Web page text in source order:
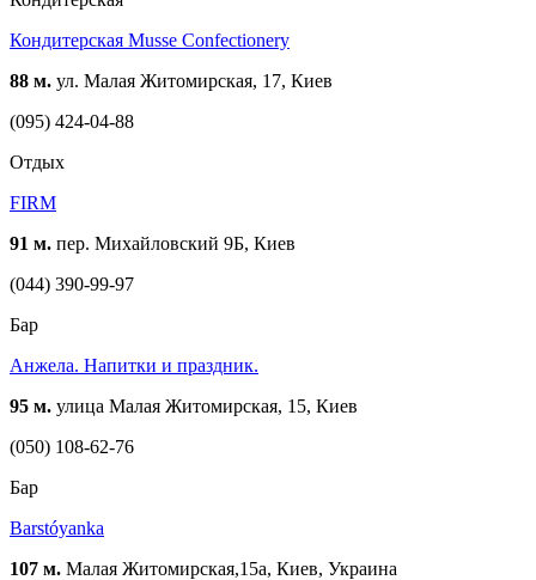
Кондитерская Musse Confectionery
88 м. ул. Малая Житомирская, 17, Киев
(095) 424-04-88
Отдых
FIRM
91 м. пер. Михайловский 9Б, Киев
(044) 390-99-97
Бар
Анжела. Напитки и праздник.
95 м. улица Малая Житомирская, 15, Киев
(050) 108-62-76
Бар
Barstóyanka
107 м. Малая Житомирская,15а, Киев, Украина